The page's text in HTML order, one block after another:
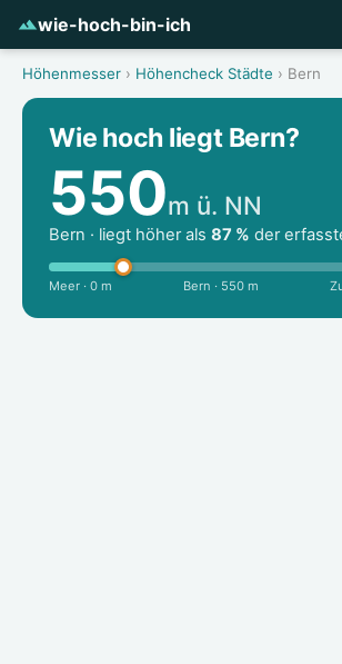
wie-hoch-bin-ich
Höhenmesser › Höhencheck Städte › Bern
Wie hoch liegt Bern?
550m ü. NN
Bern · liegt höher als 87 % der
Meer · 0 m Bern · 550 m